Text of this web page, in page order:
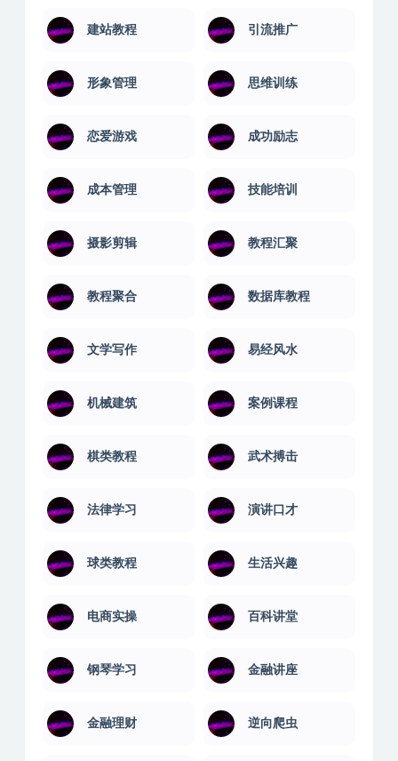
建站教程 引流推广
形象管理 思维训练
恋爱游戏 成功励志
成本管理 技能培训
摄影剪辑 教程汇聚
教程聚合 数据库教程
文学写作 易经风水
机械建筑 案例课程
棋类教程 武术搏击
法律学习 演讲口才
球类教程 生活兴趣
电商实操 百科讲堂
钢琴学习 金融讲座
金融理财 逆向爬虫